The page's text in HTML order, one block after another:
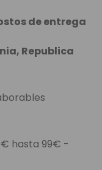
de entrega
Republica
hasta 99€ -